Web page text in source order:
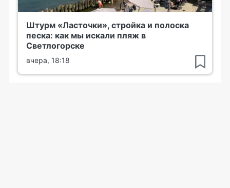
Штурм «Ласточки», стройка и полоска
песка: как мы искали пляж в
Светлогорске
вчера, 18:18